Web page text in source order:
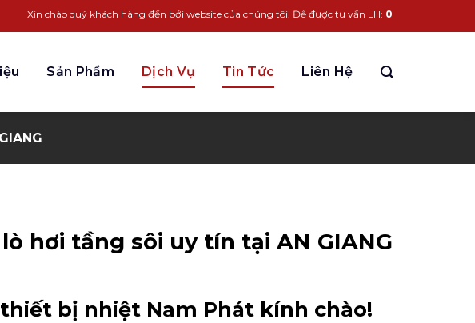
quý khách hàng đến bới website của chúng tôi. Để được tư vấn LH:0963.931.338
Sản Phẩm Dịch Vụ Tin Tức Liên Hệ
hơi tầng sôi uy tín tại AN GIANG
bị nhiệt Nam Phát kính chào!